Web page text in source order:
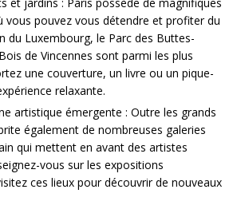
et jardins : Paris possède de magnifiques
vous pouvez vous détendre et profiter du
du Luxembourg, le Parc des Buttes-
de Vincennes sont parmi les plus
une couverture, un livre ou un pique-
relaxante.
artistique émergente : Outre les grands
également de nombreuses galeries
qui mettent en avant des artistes
vous sur les expositions
ces lieux pour découvrir de nouveaux